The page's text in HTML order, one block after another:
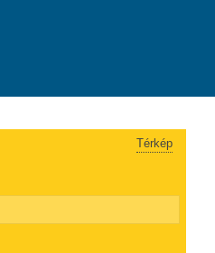
Térkép